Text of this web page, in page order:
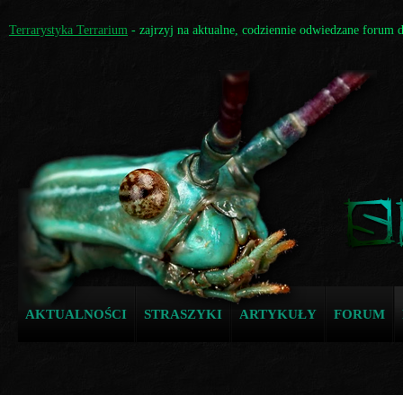
Terrarystyka Terrarium - zajrzyj na aktualne, codziennie odwiedzane forum
AKTUALNOŚCI STRASZYKI ARTYKUŁY FORUM